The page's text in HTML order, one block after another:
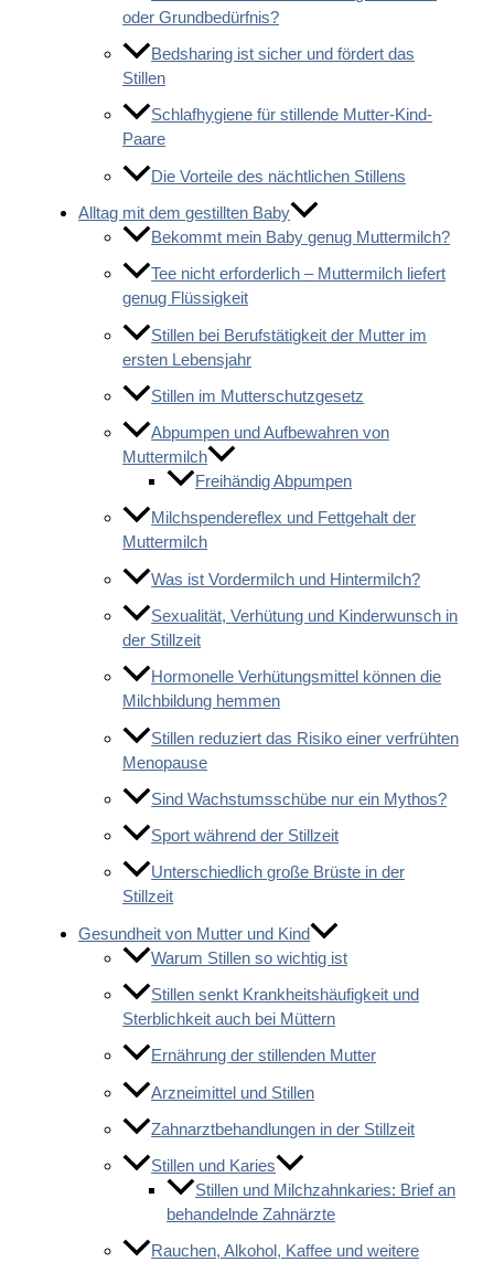
oder Grundbedürfnis?
Bedsharing ist sicher und fördert das
Stillen
Schlafhygiene für stillende Mutter-Kind-
Paare
Die Vorteile des nächtlichen Stillens
Alltag mit dem gestillten Baby
Bekommt mein Baby genug Muttermilch?
Tee nicht erforderlich – Muttermilch liefert
genug Flüssigkeit
Stillen bei Berufstätigkeit der Mutter im
ersten Lebensjahr
Stillen im Mutterschutzgesetz
Abpumpen und Aufbewahren von
Muttermilch
Freihändig Abpumpen
Milchspendereflex und Fettgehalt der
Muttermilch
Was ist Vordermilch und Hintermilch?
Sexualität, Verhütung und Kinderwunsch in
der Stillzeit
Hormonelle Verhütungsmittel können die
Milchbildung hemmen
Stillen reduziert das Risiko einer verfrühten
Menopause
Sind Wachstumsschübe nur ein Mythos?
Sport während der Stillzeit
Unterschiedlich große Brüste in der
Stillzeit
Gesundheit von Mutter und Kind
Warum Stillen so wichtig ist
Stillen senkt Krankheitshäufigkeit und
Sterblichkeit auch bei Müttern
Ernährung der stillenden Mutter
Arzneimittel und Stillen
Zahnarztbehandlungen in der Stillzeit
Stillen und Karies
Stillen und Milchzahnkaries: Brief an
behandelnde Zahnärzte
Rauchen, Alkohol, Kaffee und weitere